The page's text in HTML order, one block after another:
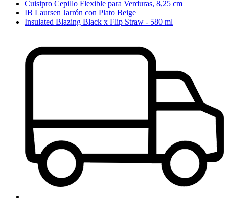
Cuisipro Cepillo Flexible para Verduras, 8,25 cm
IB Laursen Jarrón con Plato Beige
Insulated Blazing Black x Flip Straw - 580 ml